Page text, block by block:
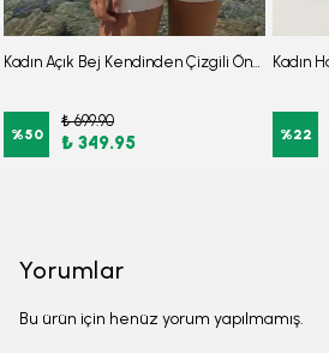
Kadın Açık Bej Kendinden Çizgili Önden Bağlamalı Kimono Gömlek ARM-24Y001101
%50
₺ 699.90
₺ 349.95 %22
Yorumlar
Bu ürün için henüz yorum yapılmamış.